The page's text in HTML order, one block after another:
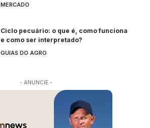
MERCADO
Ciclo pecuário: o que é, como funciona
e como ser interpretado?
GUIAS DO AGRO
- ANUNCIE -